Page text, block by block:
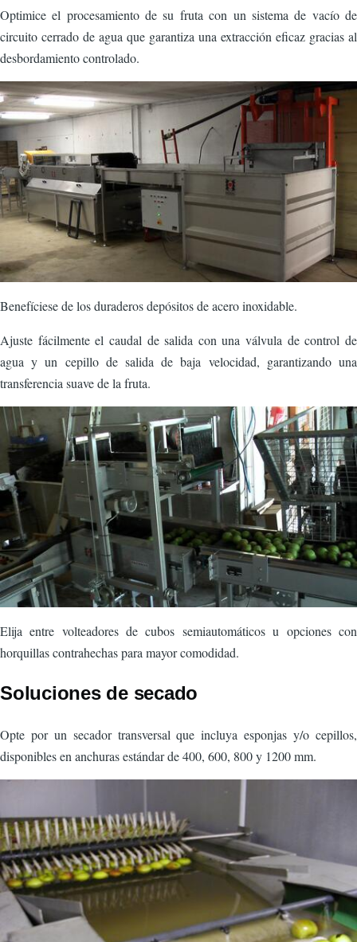
CorpsPrincipal
Optimice el procesamiento de su fruta con un sistema de vacío de
circuito cerrado de agua que garantiza una extracción eficaz gracias al
desbordamiento controlado.
Imagen
Benefíciese de los duraderos depósitos de acero inoxidable.
Ajuste fácilmente el caudal de salida con una válvula de control de
agua y un cepillo de salida de baja velocidad, garantizando una
transferencia suave de la fruta.
Imagen
Elija entre volteadores de cubos semiautomáticos u opciones con
horquillas contrahechas para mayor comodidad.
Soluciones de secado
Opte por un secador transversal que incluya esponjas y/o cepillos,
disponibles en anchuras estándar de 400, 600, 800 y 1200 mm.